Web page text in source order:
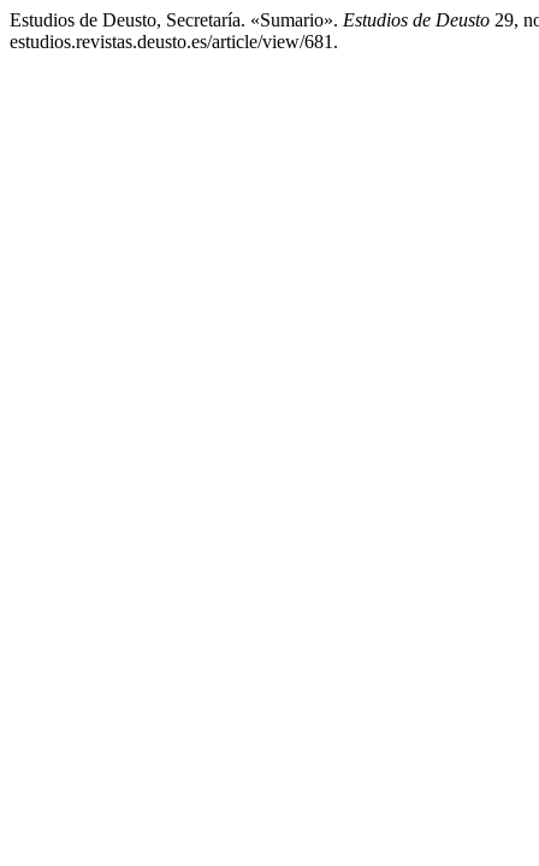
Estudios de Deusto, Secretaría. «Sumario». Estudios de Deusto 29,
estudios.revistas.deusto.es/article/view/681.